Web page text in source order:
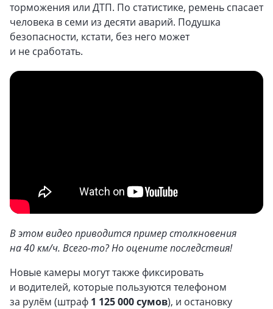
торможения или ДТП. По статистике, ремень спасает
человека в семи из десяти аварий. Подушка
безопасности, кстати, без него может
и не сработать.
В этом видео приводится пример столкновения
на 40 км/ч. Всего-то? Но оцените последствия!
Новые камеры могут также фиксировать
и водителей, которые пользуются телефоном
за рулём (штраф 1 125 000 сумов), и остановку